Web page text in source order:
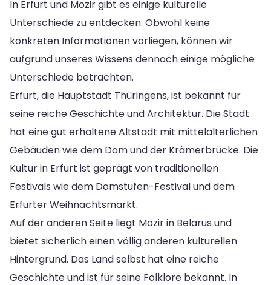
In Erfurt und Mozir gibt es einige kulturelle
Unterschiede zu entdecken. Obwohl keine
konkreten Informationen vorliegen, können wir
aufgrund unseres Wissens dennoch einige mögliche
Unterschiede betrachten.
Erfurt, die Hauptstadt Thüringens, ist bekannt für
seine reiche Geschichte und Architektur. Die Stadt
hat eine gut erhaltene Altstadt mit mittelalterlichen
Gebäuden wie dem Dom und der Krämerbrücke. Die
Kultur in Erfurt ist geprägt von traditionellen
Festivals wie dem Domstufen-Festival und dem
Erfurter Weihnachtsmarkt.
Auf der anderen Seite liegt Mozir in Belarus und
bietet sicherlich einen völlig anderen kulturellen
Hintergrund. Das Land selbst hat eine reiche
Geschichte und ist für seine Folklore bekannt. In